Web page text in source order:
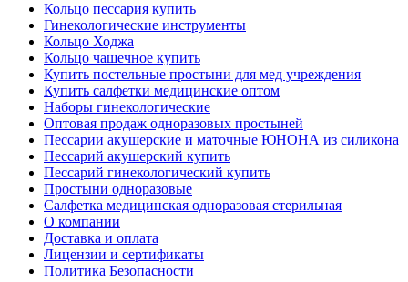
Кольцо пессария купить
Гинекологические инструменты
Кольцо Ходжа
Кольцо чашечное купить
Купить постельные простыни для мед учреждения
Купить салфетки медицинские оптом
Наборы гинекологические
Оптовая продаж одноразовых простыней
Пессарии акушерские и маточные ЮНОНА из силикона
Пессарий акушерский купить
Пессарий гинекологический купить
Простыни одноразовые
Салфетка медицинская одноразовая стерильная
О компании
Доставка и оплата
Лицензии и сертификаты
Политика Безопасности